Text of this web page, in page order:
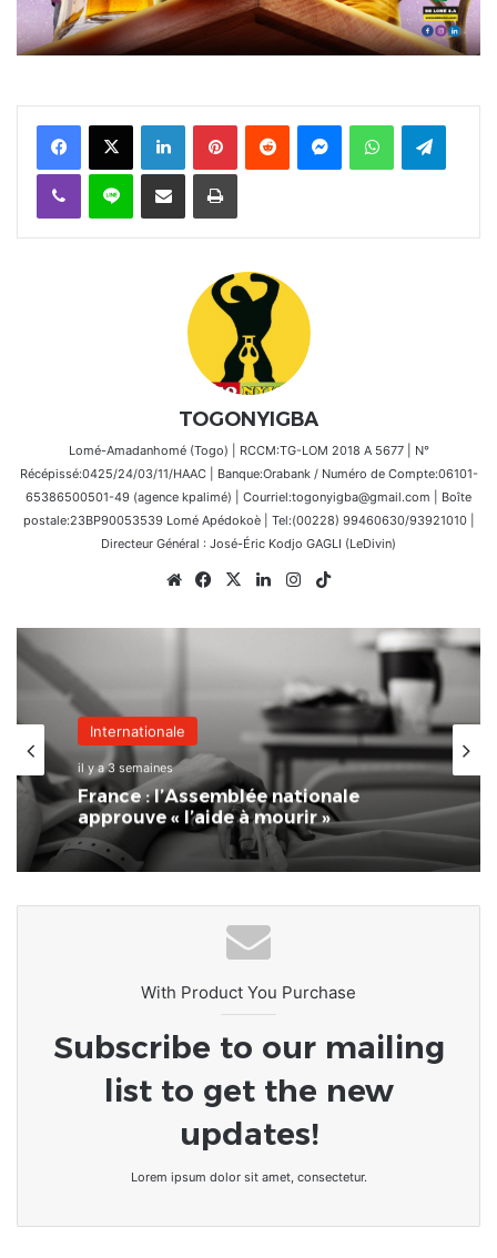
FacebookX Linkedin PinterestReddit MessengerWhatsAppTelegram
Viber Ligne Partager par email Imprimer
TOGONYIGBA
Lomé-Amadanhomé (Togo) | RCCM:TG-LOM 2018 A 5677 | N°
Récépissé:0425/24/03/11/HAAC | Banque:Orabank / Numéro de Compte:06101-
65386500501-49 (agence kpalimé) | Courriel:togonyigba@gmail.com | Boîte
postale:23BP90053539 Lomé Apédokoè | Tel:(00228) 99460630/93921010 |
Directeur Général : José-Éric Kodjo GAGLI (LeDivin)
WebsiteFacebook
X LinkedinInstagram
Internationale
il y a 3 semaines
France : l’Assemblée nationale
approuve « l’aide à mourir »
With Product You Purchase
Subscribe to our mailing
list to get the new
updates!
Lorem ipsum dolor sit amet, consectetur.